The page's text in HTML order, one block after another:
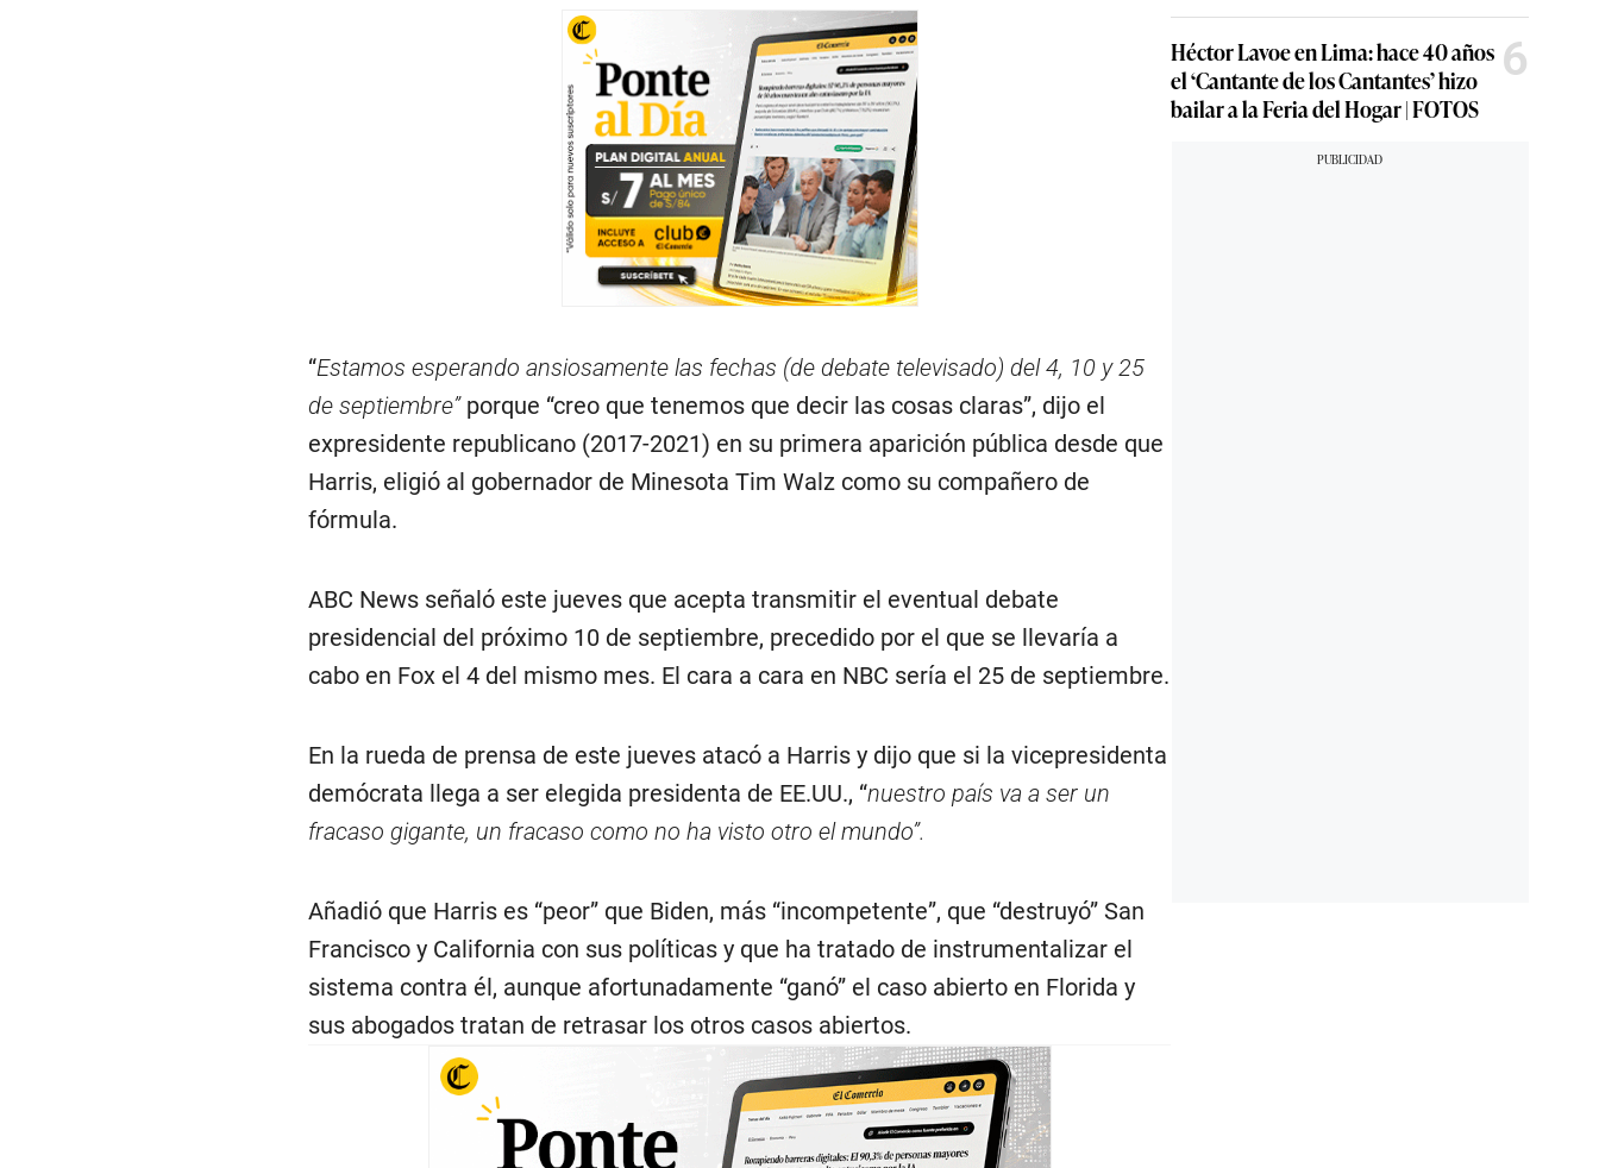
“Estamos esperando ansiosamente las fechas (de debate televisado) del 4, 10 y 25
de septiembre”porque “creo que tenemos que decir las cosas claras”, dijo el
expresidente republicano (2017-2021) en su primera aparición pública desde que
Harris, eligió al gobernador de Minesota Tim Walz como su compañero de
fórmula.
ABC News señaló este jueves que acepta transmitir el eventual debate
presidencial del próximo 10 de septiembre, precedido por el que se llevaría a
cabo en Fox el 4 del mismo mes. El cara a cara en NBC sería el 25 de septiembre.
En la rueda de prensa de este jueves atacó a Harris y dijo que si la vicepresidenta
demócrata llega a ser elegida presidenta de EE.UU., “nuestro país va a ser un
fracaso gigante, un fracaso como no ha visto otro el mundo”.
Añadió que Harris es “peor” que Biden, más “incompetente”, que “destruyó” San
Francisco y California con sus políticas y que ha tratado de instrumentalizar el
sistema contra él, aunque afortunadamente “ganó” el caso abierto en Florida y
sus abogados tratan de retrasar los otros casos abiertos.
Héctor Lavoe en Lima: hace 40 años
el ‘Cantante de los Cantantes’ hizo
bailar a la Feria del Hogar | FOTOS
6